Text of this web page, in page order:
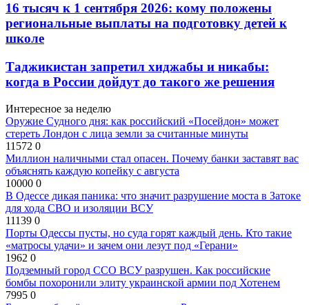
16 тысяч к 1 сентября 2026: кому положены
региональные выплаты на подготовку детей к
школе
Таджикистан запретил хиджабы и никабы:
когда в России дойдут до такого же решения
Интересное за неделю
Оружие Судного дня: как российский «Посейдон» может
стереть Лондон с лица земли за считанные минуты
11572 0
Миллион наличными стал опасен. Почему банки заставят вас
объяснять каждую копейку с августа
10000 0
В Одессе дикая паника: что значит разрушение моста в Затоке
для хода СВО и изоляции ВСУ
11139 0
Порты Одессы пусты, но суда горят каждый день. Кто такие
«матросы удачи» и зачем они лезут под «Герани»
1962 0
Подземный город ССО ВСУ разрушен. Как российские
бомбы похоронили элиту украинской армии под Хотенем
7995 0